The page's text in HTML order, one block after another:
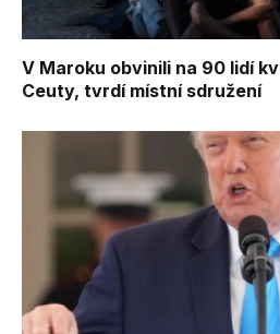
V Maroku obvinili na 90 lidí
Ceuty, tvrdí místní sdružení